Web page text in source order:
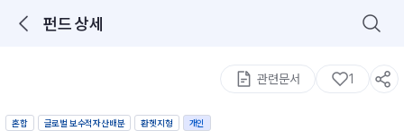
펀드 상세
구성종목 검색
관련문서 1
혼합 글로벌 보수적자산배분 환헷지형 개인